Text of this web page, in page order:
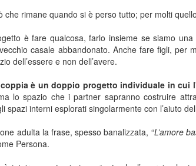
che rimane quando si è perso tutto; per molti
è fare qualcosa, farlo insieme se siamo
casale abbandonato. Anche fare figli,
dell’essere e non dell’avere.
è un doppio progetto individuale in cui
lo spazio che i partner sapranno costruire
spazi interni esplorati singolarmente con l’aiuto
adulta la frase, spesso banalizzata, “L’amore
Persona.